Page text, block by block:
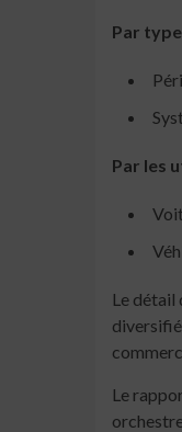
Par
Par les
Le détail
Le